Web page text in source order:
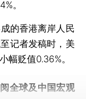
。
的香港离岸人民
记者发稿时，美
幅贬值0.36%。
全球及中国宏观